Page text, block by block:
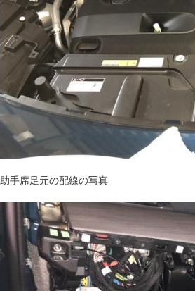
助手席足元の配線の写真